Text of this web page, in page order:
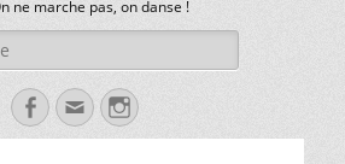
ne marche pas, on danse !
Facebook
EmailInstagram